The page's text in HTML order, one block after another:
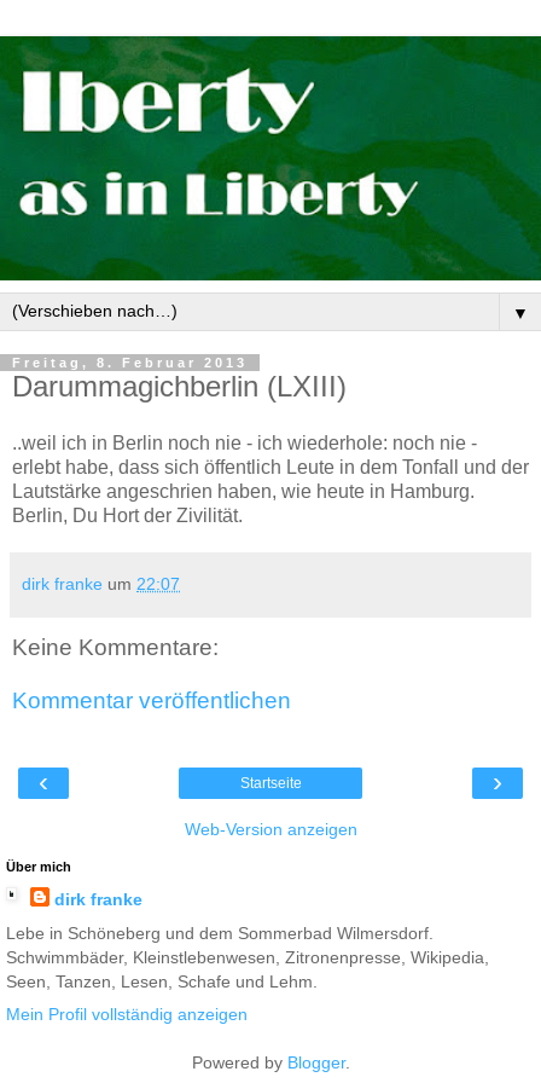
▼
Freitag, 8. Februar 2013
Darummagichberlin (LXIII)
..weil ich in Berlin noch nie - ich wiederhole: noch nie -
erlebt habe, dass sich öffentlich Leute in dem Tonfall und der
Lautstärke angeschrien haben, wie heute in Hamburg.
Berlin, Du Hort der Zivilität.
dirk franke um 22:07
Keine Kommentare:
Kommentar veröffentlichen
‹ ›
Startseite
Web-Version anzeigen
Über mich
dirk franke
Lebe in Schöneberg und dem Sommerbad Wilmersdorf.
Schwimmbäder, Kleinstlebenwesen, Zitronenpresse, Wikipedia,
Seen, Tanzen, Lesen, Schafe und Lehm.
Mein Profil vollständig anzeigen
Powered by Blogger.